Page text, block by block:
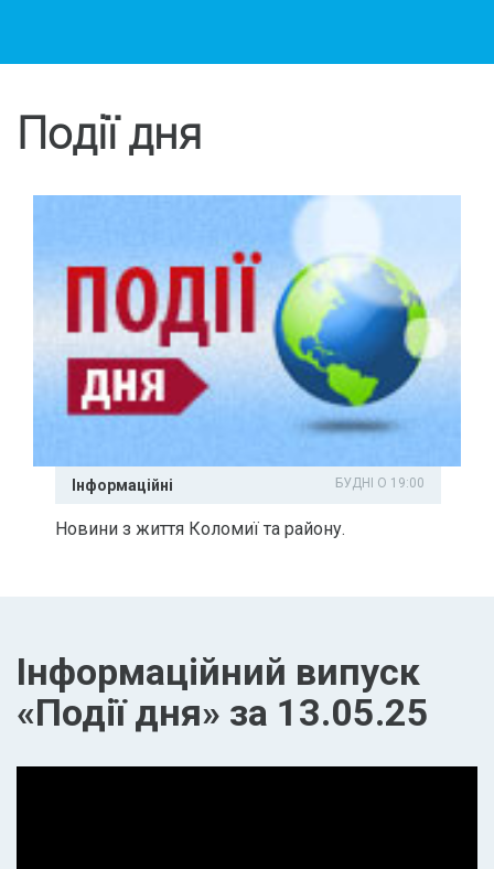
Події дня
Інформаційні БУДНІ О 19:00
Новини з життя Коломиї та району.
Інформаційний випуск
«Події дня» за 13.05.25